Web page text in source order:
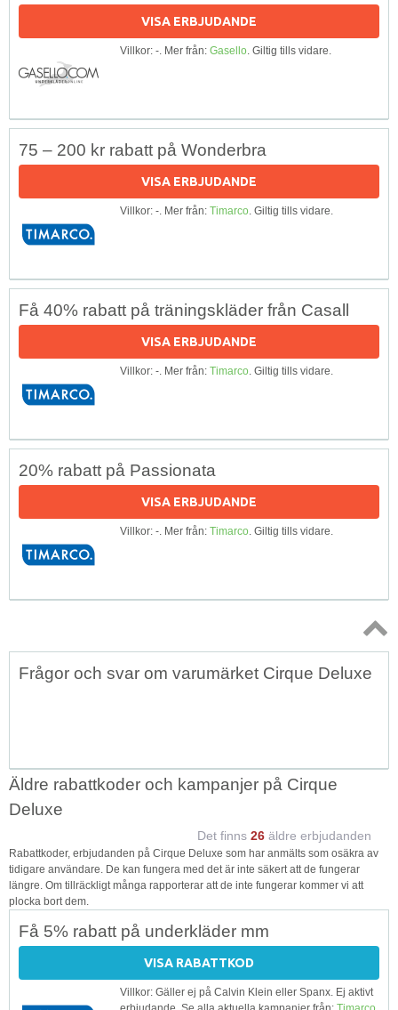
VISA ERBJUDANDE
Villkor: -. Mer från: Gasello. Giltig tills vidare.
75 – 200 kr rabatt på Wonderbra
VISA ERBJUDANDE
Villkor: -. Mer från: Timarco. Giltig tills vidare.
Få 40% rabatt på träningskläder från Casall
VISA ERBJUDANDE
Villkor: -. Mer från: Timarco. Giltig tills vidare.
20% rabatt på Passionata
VISA ERBJUDANDE
Villkor: -. Mer från: Timarco. Giltig tills vidare.
Topp
Frågor och svar om varumärket Cirque Deluxe
Äldre rabattkoder och kampanjer på Cirque
Deluxe
Det finns 26 äldre erbjudanden
Rabattkoder, erbjudanden på Cirque Deluxe som har anmälts som osäkra av
tidigare användare. De kan fungera med det är inte säkert att de fungerar
längre. Om tillräckligt många rapporterar att de inte fungerar kommer vi att
plocka bort dem.
Få 5% rabatt på underkläder mm
VISA RABATTKOD
Villkor: Gäller ej på Calvin Klein eller Spanx. Ej aktivt